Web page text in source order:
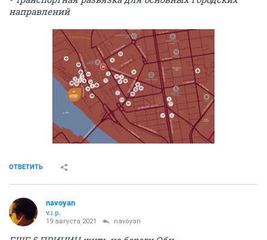
направлений
ОТВЕТИТЬ
navoyan
v.i.p.
19 августа 2021 navoyan